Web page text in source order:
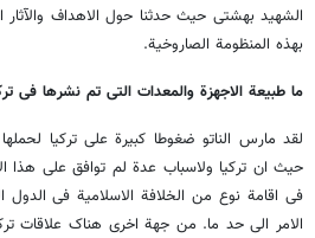
الشهید بهشتی حیث حدثنا حول الاهداف والآثار
بهذه المنظومة الصاروخیة.
ما طبیعة الاجهزة والمعدات التی تم نشرها فی
لقد مارس الناتو ضغوطا کبیرة على ترکیا
حیث ان ترکیا ولاسباب عدة لم توافق على هذا
فی اقامة نوع من الخلافة الاسلامیة فی
الامر الى حد ما. من جهة اخرى هناک علاقات